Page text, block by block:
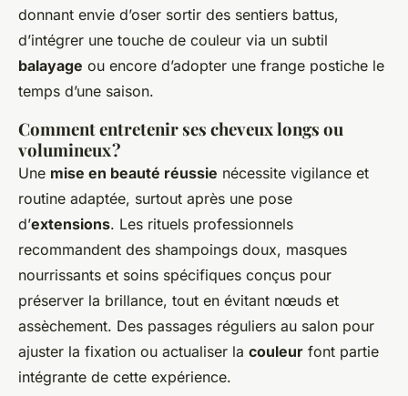
donnant envie d’oser sortir des sentiers battus,
d’intégrer une touche de couleur via un subtil
balayage ou encore d’adopter une frange postiche le
temps d’une saison.
Comment entretenir ses cheveux longs ou
volumineux ?
Une mise en beauté réussie nécessite vigilance et
routine adaptée, surtout après une pose
d’extensions. Les rituels professionnels
recommandent des shampoings doux, masques
nourrissants et soins spécifiques conçus pour
préserver la brillance, tout en évitant nœuds et
assèchement. Des passages réguliers au salon pour
ajuster la fixation ou actualiser la couleur font partie
intégrante de cette expérience.